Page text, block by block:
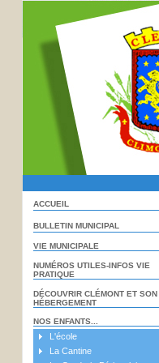
ACCUEIL
BULLETIN MUNICIPAL
VIE MUNICIPALE
NUMÉROS UTILES-INFOS VIE
PRATIQUE
DÉCOUVRIR CLÉMONT ET SON
HÉBERGEMENT
NOS ENFANTS...
L'école
La Cantine